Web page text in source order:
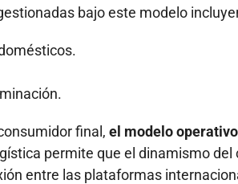
bajo este modelo
final, el modelo
permite que el dinamismo
entre las plataformas